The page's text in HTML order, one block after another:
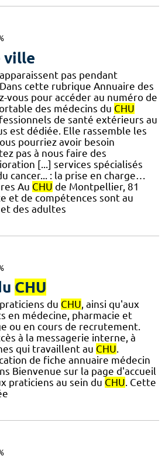
ville
pas pendant
cette rubrique Annuaire des
vous pour accéder au numéro de
des médecins du CHU
de santé extérieurs au
est dédiée. Elle rassemble les
pourriez avoir besoin
pas à nous faire des
[...] services spécialisés
cancer... : la prise en charge…
Au CHU de Montpellier, 81
et de compétences sont au
des adultes
CHU
du CHU, ainsi qu'aux
en médecine, pharmacie et
ou en cours de recrutement.
à la messagerie interne, à
qui travaillent au CHU.
de fiche annuaire médecin
Bienvenue sur la page d'accueil
praticiens au sein du CHU. Cette